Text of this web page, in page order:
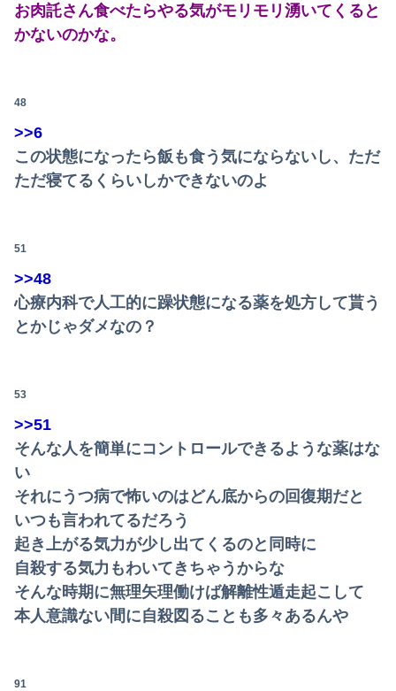
【画像】どのくノ一を快楽責めしたいｗｗｗｗｗ
【画像】45歳女のビキニ水着姿wwwwwwwwwwwwwww
【速報】とある魔術の禁書目録、最新刊でヒロイン戦争決着wwwwwwwwwwwww
お肉託さん食べたらやる気がモリモリ湧いてくると
かないのかな。
48
>>6
この状態になったら飯も食う気にならないし、ただ
ただ寝てるくらいしかできないのよ
51
>>48
心療内科で人工的に躁状態になる薬を処方して貰う
とかじゃダメなの？
53
>>51
そんな人を簡単にコントロールできるような薬はな
い
それにうつ病で怖いのはどん底からの回復期だと
いつも言われてるだろう
起き上がる気力が少し出てくるのと同時に
自殺する気力もわいてきちゃうからな
そんな時期に無理矢理働けば解離性遁走起こして
本人意識ない間に自殺図ることも多々あるんや
91